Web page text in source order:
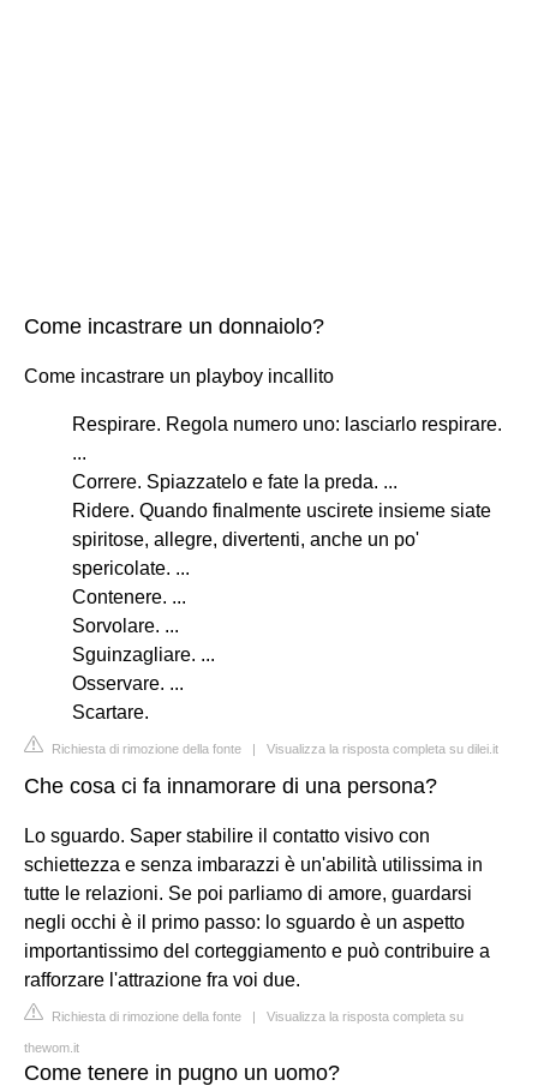
Come incastrare un donnaiolo?
Come incastrare un playboy incallito
Respirare. Regola numero uno: lasciarlo respirare.
...
Correre. Spiazzatelo e fate la preda. ...
Ridere. Quando finalmente uscirete insieme siate
spiritose, allegre, divertenti, anche un po'
spericolate. ...
Contenere. ...
Sorvolare. ...
Sguinzagliare. ...
Osservare. ...
Scartare.
Richiesta di rimozione della fonte | Visualizza la risposta completa su dilei.it
Che cosa ci fa innamorare di una persona?
Lo sguardo. Saper stabilire il contatto visivo con
schiettezza e senza imbarazzi è un'abilità utilissima in
tutte le relazioni. Se poi parliamo di amore, guardarsi
negli occhi è il primo passo: lo sguardo è un aspetto
importantissimo del corteggiamento e può contribuire a
rafforzare l'attrazione fra voi due.
Richiesta di rimozione della fonte | Visualizza la risposta completa su
thewom.it
Come tenere in pugno un uomo?